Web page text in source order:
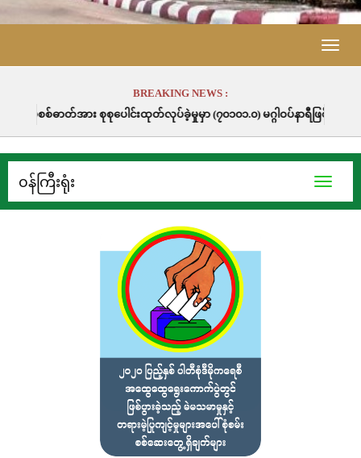
Toggle
BREAKING NEWS :
င်းထုတ်လုပ်ခဲ့မှုမှာ (၇၀၁၀၁.၀) မဂ္ဂါဝပ်နာရီဖြစ်ပါသည်။
Toggle
၀န်ကြီးရုံး